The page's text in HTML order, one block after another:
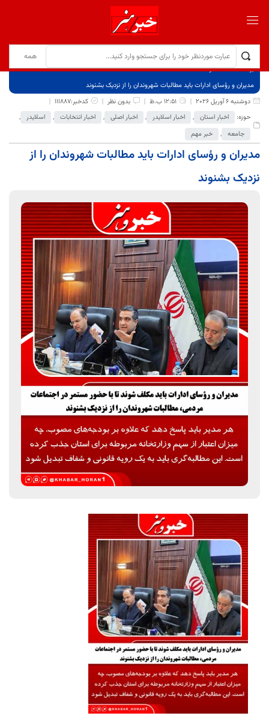
برگ نخست
نوشته‌ها
مدیران و رؤسای ادارات باید مطالبات شهروندان را از نزدیک بشنوند
دوشنبه 6 آوریل 2026
12:51 ب.ظ بدون نظر
کدخبر:111887
حوزه:
اخبار استان , اخبار اسلایدر , اخبار اصلی , اخبار انتخابات , اسلایدر
,
جامعه , خبر مهم
مدیران و رؤسای ادارات باید مطالبات شهروندان را از
نزدیک بشنوند